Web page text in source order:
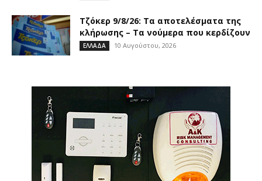
Τζόκερ 9/8/26: Τα αποτελέσματα της
κλήρωσης – Τα νούμερα που κερδίζουν
ΕΛΛΑΔΑ 10 Αυγούστου, 2026